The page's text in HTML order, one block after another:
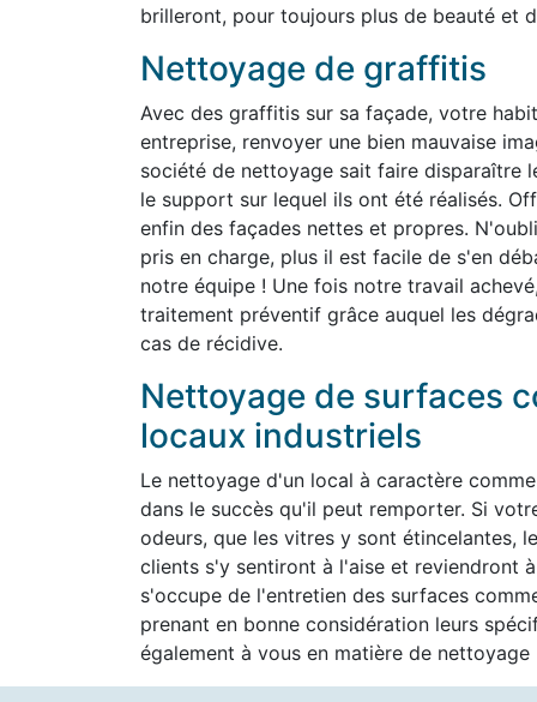
brilleront, pour toujours plus de beauté et
Nettoyage de graffitis
Avec des graffitis sur sa façade, votre
entreprise, renvoyer une bien mauvaise
société de nettoyage sait faire disparaître
le support sur lequel ils ont été réalisés.
enfin des façades nettes et propres.
pris en charge, plus il est facile de s'en
notre équipe ! Une fois notre travail
traitement préventif grâce auquel les
cas de récidive.
Nettoyage de surfaces
locaux industriels
Le nettoyage d'un local à caractère
dans le succès qu'il peut remporter. Si
odeurs, que les vitres y sont étincelantes,
clients s'y sentiront à l'aise et reviendront
s'occupe de l'entretien des surfaces
prenant en bonne considération leurs
également à vous en matière de